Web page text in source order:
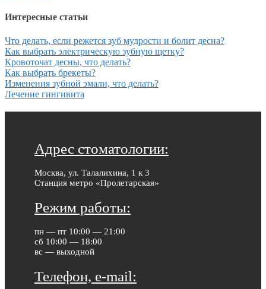
Интересные статьи
Что делать, если режется зуб мудрости и болит десна?
Как выбрать электрическую зубную щетку?
Кровоточат десны, что делать?
Как выбрать брекеты?
Изменения зубной эмали, что делать?
Лечение гингивита
Адрес стоматологии:
Москва, ул. Талалихина, 1 к 3
Станция метро «Пролетарская»
Режим работы:
пн — пт 10:00 — 21:00
сб 10:00 — 18:00
вс — выходной
Телефон, e-mail: